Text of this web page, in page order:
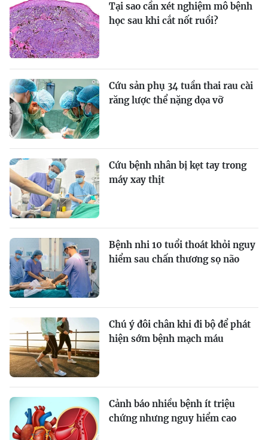
Tại sao cần xét nghiệm mô bệnh
học sau khi cắt nốt ruồi?
Cứu sản phụ 34 tuần thai rau cài
răng lược thể nặng dọa vỡ
Cứu bệnh nhân bị kẹt tay trong
máy xay thịt
Bệnh nhi 10 tuổi thoát khỏi nguy
hiểm sau chấn thương sọ não
Chú ý đôi chân khi đi bộ để phát
hiện sớm bệnh mạch máu
Cảnh báo nhiều bệnh ít triệu
chứng nhưng nguy hiểm cao